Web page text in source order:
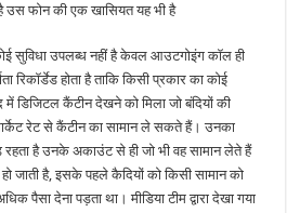
उस फोन की एक खासियत यह भी है
सुविधा उपलब्ध नहीं है केवल आउटगोइंग कॉल ही
रिकॉर्डेड होता है ताकि किसी प्रकार का कोई
डिजिटल कैंटीन देखने को मिला जो बंदियों की
रेट से कैंटीन का सामान ले सकते हैं। उनका
है उनके अकाउंट से ही जो भी वह सामान लेते हैं
जाती है, इसके पहले कैदियों को किसी सामान को
पैसा देना पड़ता था। मीडिया टीम द्वारा देखा गया